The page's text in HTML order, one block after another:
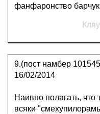
фанфаронство
9.(пост намбер
16/02/2014
Наивно полагать, что
всяки